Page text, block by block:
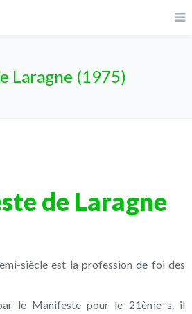
Laragne (1975)
de Laragne
siècle est la profession de foi des
le Manifeste pour le 21ème s. il